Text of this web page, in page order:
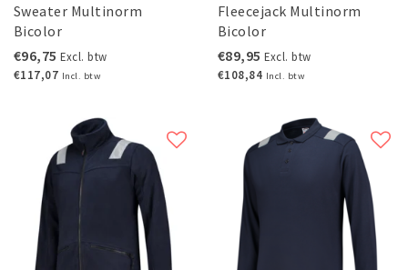
Sweater Multinorm
Bicolor
€96,75 Excl. btw
€117,07 Incl. btw
Fleecejack Multinorm
Bicolor
€89,95 Excl. btw
€108,84 Incl. btw